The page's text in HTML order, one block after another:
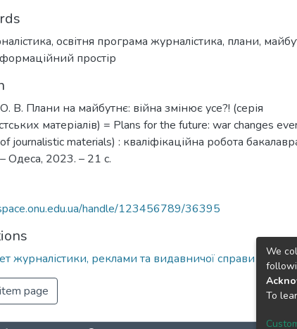
, освітня програма журналістика, плани,
простір
В. Плани на майбутнє: війна змінює усе?! (серія
матеріалів) = Plans for the future: war changes
journalistic materials) : кваліфікаційна робота
Одеса, 2023. – 21 с.
handle/123456789/36395
журналістики, реклами та видавничої справи
page
We
To